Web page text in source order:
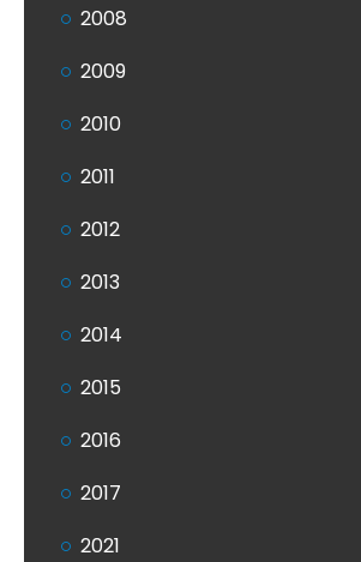
2008
2009
2010
2011
2012
2013
2014
2015
2016
2017
2021